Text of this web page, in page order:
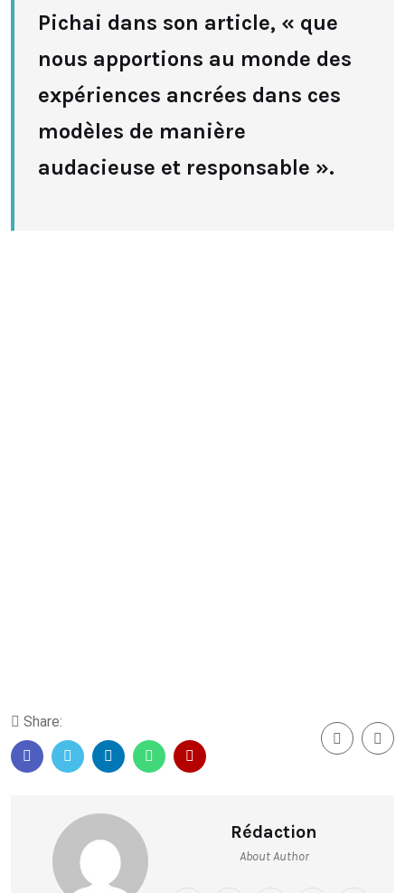
Pichai dans son article, « que
nous apportions au monde des
expériences ancrées dans ces
modèles de manière
audacieuse et responsable ».
Share:
Rédaction
About Author